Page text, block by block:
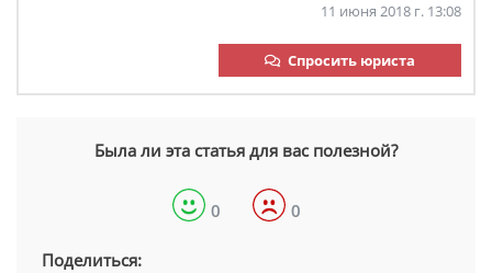
11 июня 2018 г. 13:08
Спросить юриста
Была ли эта статья для вас полезной?
0 0
Поделиться: